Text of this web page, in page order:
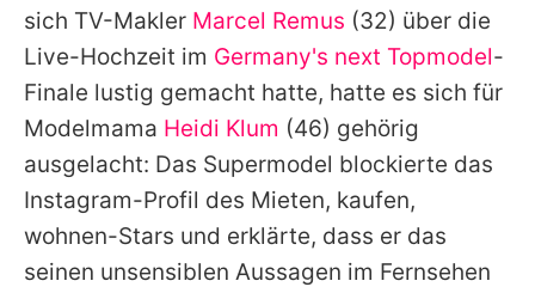
Nutzungsbedingungen
Utiq verwalten
sich TV-Makler Marcel Remus (32) über die
Live-Hochzeit im Germany's next Topmodel-
Finale lustig gemacht hatte, hatte es sich für
Modelmama Heidi Klum (46) gehörig
ausgelacht: Das Supermodel blockierte das
Instagram-Profil des Mieten, kaufen,
wohnen-Stars und erklärte, dass er das
seinen unsensiblen Aussagen im Fernsehen